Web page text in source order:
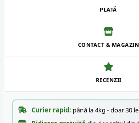
PLATĂ
CONTACT & MAGAZIN
RECENZII
Curier rapid: până la 4kg - doar 30